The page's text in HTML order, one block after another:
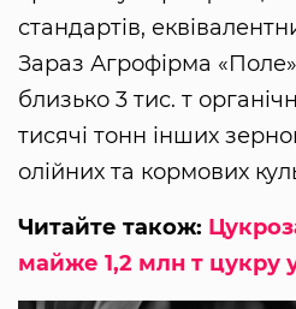
стандартів,
Зараз Агрофірма
близько 3 тис. т
тисячі тонн інших
олійних та кормових
Читайте також:
майже 1,2 млн т цукру